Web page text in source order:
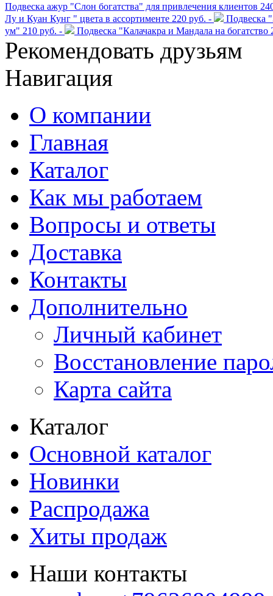
Подвеска ажур "Слон богатства" для привлечения клиентов
Лу и Куан Кунг " цвета в ассортименте 220 руб. -
Подвеска
ум" 210 руб. - Подвеска "Калачакра и Мандала на богатство
Рекомендовать друзьям
Навигация
О компании
Главная
Каталог
Как мы работаем
Вопросы и ответы
Доставка
Контакты
Дополнительно
Личный кабинет
Восстановление
Карта сайта
Каталог
Основной каталог
Новинки
Распродажа
Хиты продаж
Наши контакты